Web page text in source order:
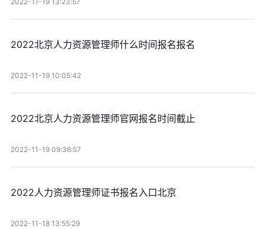
2022北京人力资源管理师什么时间报名报名
2022-11-19 10:05:42
2022北京人力资源管理师官网报名时间截止
2022-11-19 09:36:57
2022人力资源管理师证书报名入口北京
2022-11-18 13:55:29